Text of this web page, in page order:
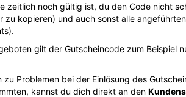
zeitlich noch gültig ist, du den Code nicht
zu kopieren) und auch sonst alle
gilt der Gutscheincode zum Beispiel
zu Problemen bei der Einlösung des
kannst du dich direkt an den